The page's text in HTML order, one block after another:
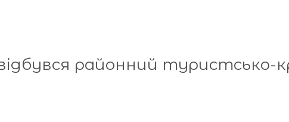
районний туристсько-